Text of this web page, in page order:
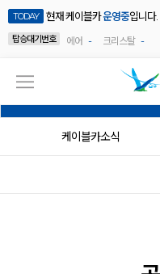
TODAY 현재 케이블카운영중입니다.
탑승대기번호
에어 - 크리스탈 -
케이블카소식